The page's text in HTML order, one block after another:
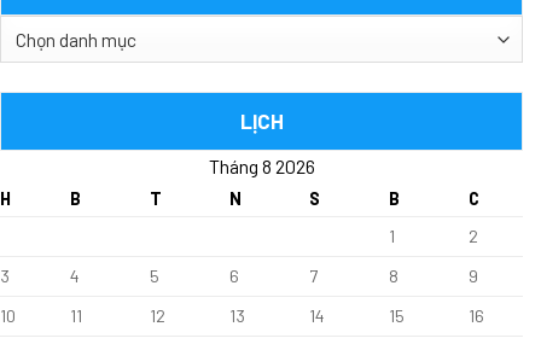
TỨC
LỊCH
Tháng 8 2026
H B T N S B
C
1
2
3
4 5 6 7 8
9
10
11 12 13 14 15
16